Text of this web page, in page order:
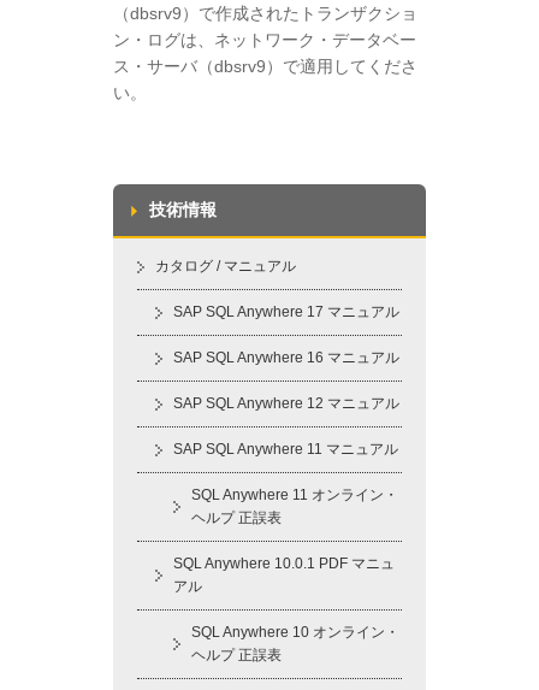
（dbsrv9）で作成されたトランザクショ
ン・ログは、ネットワーク・データベー
ス・サーバ（dbsrv9）で適用してくださ
い。
技術情報
カタログ / マニュアル
SAP SQL Anywhere 17 マニュアル
SAP SQL Anywhere 16 マニュアル
SAP SQL Anywhere 12 マニュアル
SAP SQL Anywhere 11 マニュアル
SQL Anywhere 11 オンライン・
ヘルプ 正誤表
SQL Anywhere 10.0.1 PDF マニュ
アル
SQL Anywhere 10 オンライン・
ヘルプ 正誤表